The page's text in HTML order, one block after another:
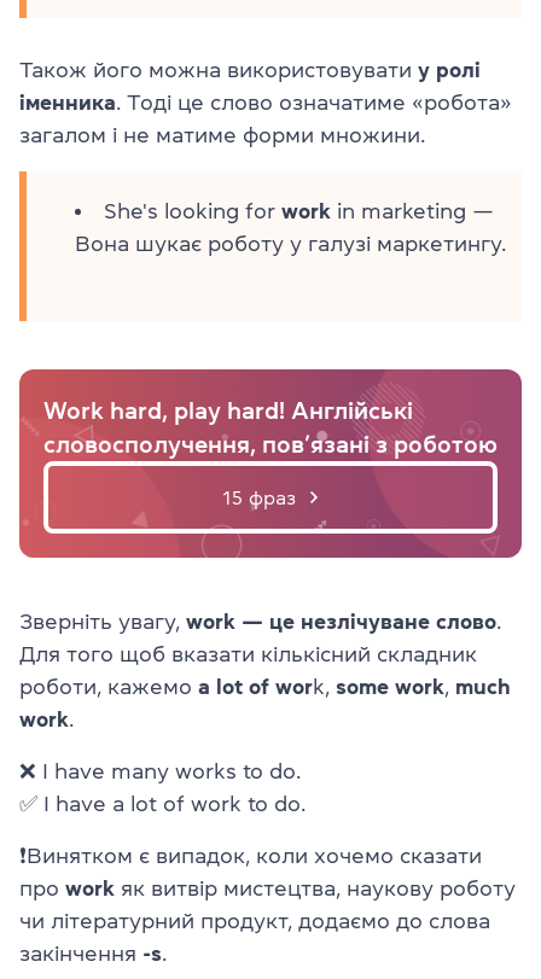
Також його можна використовувати у ролі
іменника. Тоді це слово означатиме «робота»
загалом і не матиме форми множини.
She's looking for work in marketing —
Вона шукає роботу у галузі маркетингу.
Work hard, play hard! Англійські
словосполучення, пов’язані з роботою
15 фраз
Зверніть увагу, work — це незлічуване слово.
Для того щоб вказати кількісний складник
роботи, кажемо a lot of work, some work, much
work.
❌ I have many works to do.
✅ I have a lot of work to do.
❗Винятком є випадок, коли хочемо сказати
про work як витвір мистецтва, наукову роботу
чи літературний продукт, додаємо до слова
закінчення -s.